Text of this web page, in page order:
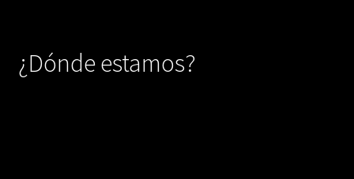
¿Dónde estamos?